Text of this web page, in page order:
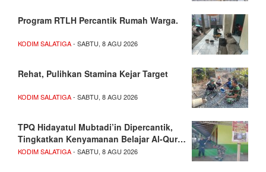
Program RTLH Percantik Rumah Warga.
KODIM SALATIGA- SABTU, 8 AGU 2026
Rehat, Pulihkan Stamina Kejar Target
KODIM SALATIGA- SABTU, 8 AGU 2026
TPQ Hidayatul Mubtadi’in Dipercantik,
Tingkatkan Kenyamanan Belajar Al-Qur…
KODIM SALATIGA- SABTU, 8 AGU 2026